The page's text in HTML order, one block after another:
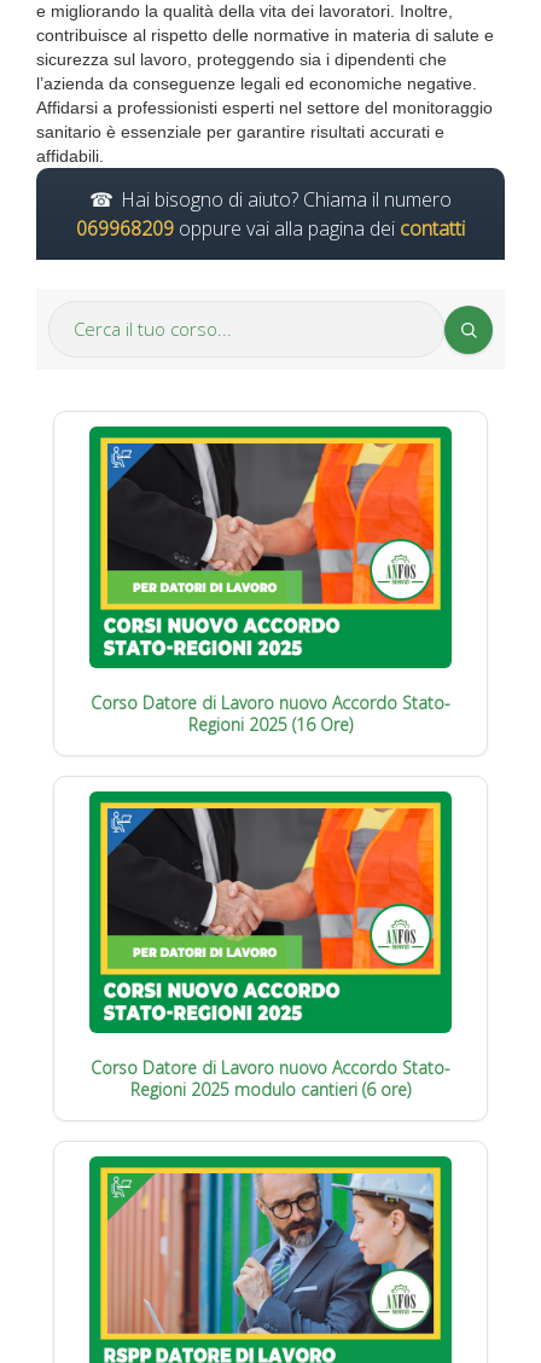
e migliorando la qualità della vita dei lavoratori. Inoltre,
contribuisce al rispetto delle normative in materia di salute e
sicurezza sul lavoro, proteggendo sia i dipendenti che
l’azienda da conseguenze legali ed economiche negative.
Affidarsi a professionisti esperti nel settore del monitoraggio
sanitario è essenziale per garantire risultati accurati e
affidabili.
Hai bisogno di aiuto? Chiama il numero
069968209 oppure vai alla pagina dei contatti
Corso Datore di Lavoro nuovo Accordo Stato-
Regioni 2025 (16 Ore)
Corso Datore di Lavoro nuovo Accordo Stato-
Regioni 2025 modulo cantieri (6 ore)